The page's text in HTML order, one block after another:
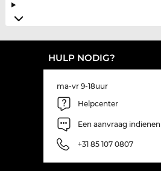
HULP NODIG?
ma-vr 9-18uur
Helpcenter
Een aanvraag indienen
+31 85 107 0807